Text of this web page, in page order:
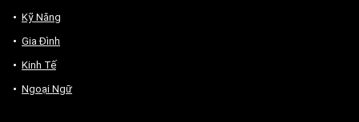
Kỹ Năng
Gia Đình
Kinh Tế
Ngoại Ngữ